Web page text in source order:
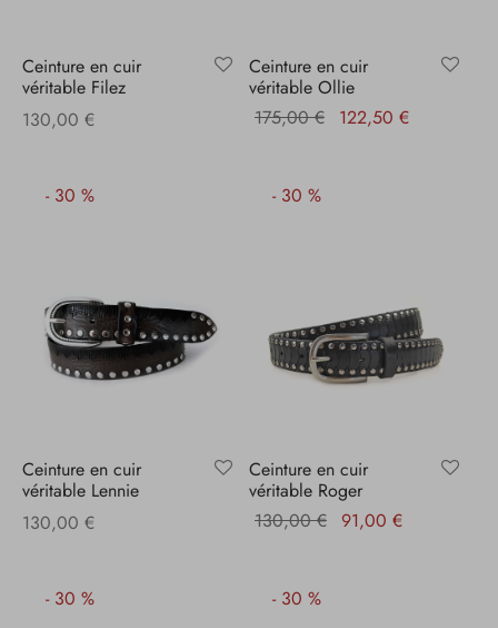
Ceinture en cuir
véritable Filez
130,00 €
Ceinture en cuir
véritable Ollie
175,00€
Le prix
122,50 €
- 30 %
Ceinture en cuir
véritable Lennie
130,00 €
- 30 %
Ceinture en cuir
véritable Roger
130,00€ Le prix
91,00 €
- 30 % - 30 %